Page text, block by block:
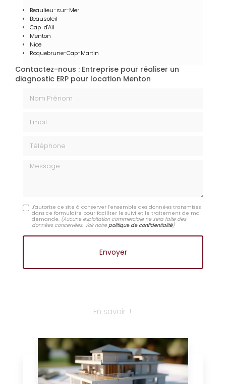
Beaulieu-sur-Mer
Beausoleil
Cap-d'Ail
Menton
Nice
Roquebrune-Cap-Martin
Contactez-nous : Entreprise pour réaliser un
diagnostic ERP pour location Menton
Message
J'autorise ce site à conserver l'ensemble des données transmises
dans ce formulaire pour faciliter le suivi et le traitement de ma
demande. (Aucune exploitation commerciale ne sera faite des
données concervées. Voir notrepolitique de confidentialité)
En savoir +